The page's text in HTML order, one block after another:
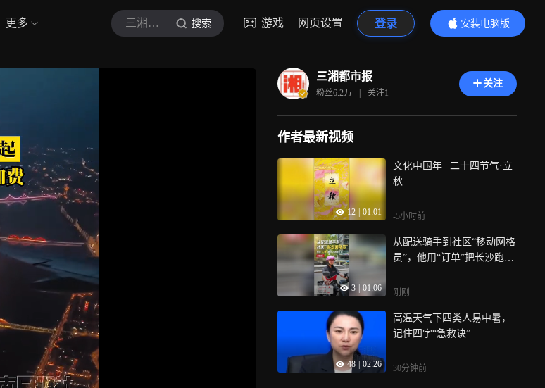
更多 三湘都市报 搜索 游戏 网页设置 登录
安装电脑版
内容更精彩
三湘都市报
粉丝6.2万 | 关注1
关注
作者最新视频
12 01:01
文化中国年 | 二十四节气·立
秋
-5小时前
3 01:06
从配送骑手到社区“移动网格
员”，他用“订单”把长沙跑成
刚刚
48 02:26
高温天气下四类人易中暑，
记住四字“急救诀”
30分钟前